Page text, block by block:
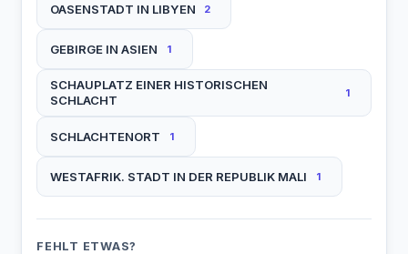
OASENSTADT IN LIBYEN 2
GEBIRGE IN ASIEN 1
SCHAUPLATZ EINER HISTORISCHEN
SCHLACHT
1
SCHLACHTENORT 1
WESTAFRIK. STADT IN DER REPUBLIK MALI 1
FEHLT ETWAS?